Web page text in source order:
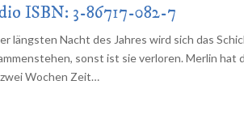
ISBN: 3-86717-082-7
längsten Nacht des Jahres wird sich das
sonst ist sie verloren. Merlin
Wochen Zeit…